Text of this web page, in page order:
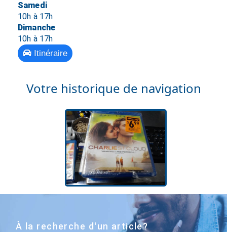
Samedi
10h à 17h
Dimanche
10h à 17h
Itinéraire
Votre historique de navigation
À la recherche d'un article?